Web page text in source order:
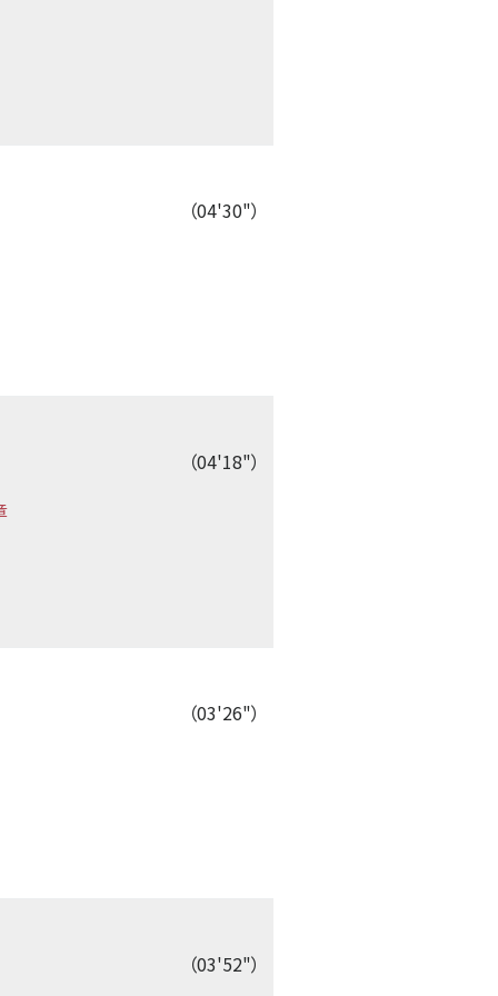
（04'30"）
（04'18"）
（03'26"）
（03'52"）